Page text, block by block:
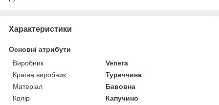
Характеристики
Основні атрибути
Виробник
Venera
Країна виробник
Туреччина
Матеріал
Бавовна
Колір
Капучино